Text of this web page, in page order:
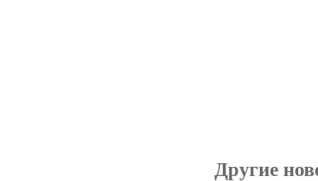
Другие